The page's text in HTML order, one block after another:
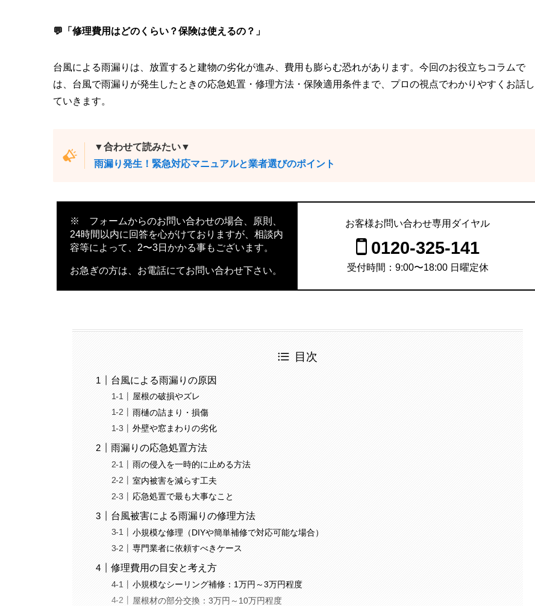
💬「修理費用はどのくらい？保険は使えるの？」
台風による雨漏りは、放置すると建物の劣化が進み、費用も膨らむ恐れがあります。今回のお役立ちコラムで
は、台風で雨漏りが発生したときの応急処置・修理方法・保険適用条件まで、プロの視点でわかりやすくお話し
ていきます。
▼合わせて読みたい▼
雨漏り発生！緊急対応マニュアルと業者選びのポイント
※ フォームからのお問い合わせの場合、原則、
24時間以内に回答を心がけておりますが、相談内
容等によって、2〜3日かかる事もございます。
お急ぎの方は、お電話にてお問い合わせ下さい。
お客様お問い合わせ専用ダイヤル
0120-325-141
受付時間：9:00〜18:00 日曜定休
目次
台風による雨漏りの原因
屋根の破損やズレ
雨樋の詰まり・損傷
外壁や窓まわりの劣化
雨漏りの応急処置方法
雨の侵入を一時的に止める方法
室内被害を減らす工夫
応急処置で最も大事なこと
台風被害による雨漏りの修理方法
小規模な修理（DIYや簡単補修で対応可能な場合）
専門業者に依頼すべきケース
修理費用の目安と考え方
小規模なシーリング補修：1万円～3万円程度
屋根材の部分交換：3万円～10万円程度